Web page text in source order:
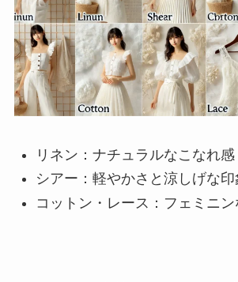
リネン：ナチュラルなこなれ感
シアー：軽やかさと涼しげな印
コットン・レース：フェミニ